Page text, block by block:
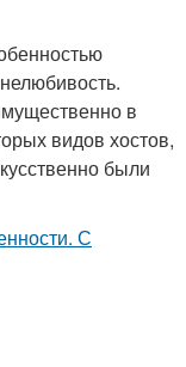
в
видов хостов,
были